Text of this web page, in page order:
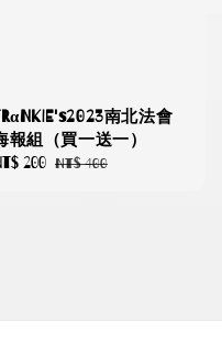
南北法會
報組（買一送一）
200 Regular
NT$ 400